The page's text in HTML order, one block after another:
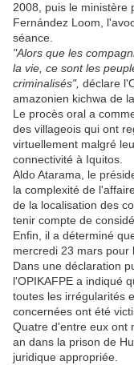
2008, puis le ministère
Fernández Loom,
séance.
"Alors que les
la vie, ce sont les
criminalisés", déclare
amazonien kichwa de
Le procès oral a
des villageois qui ont
virtuellement malgré
connectivité à Iquitos.
Aldo Atarama, le
la complexité de
de la localisation des
tenir compte de
Enfin, il a déterminé
mercredi 23 mars pour
Dans une déclaration
l'OPIKAFPE a indiqué
toutes les irrégularités
concernées ont été
Quatre d'entre eux ont
an dans la prison de
juridique appropriée.